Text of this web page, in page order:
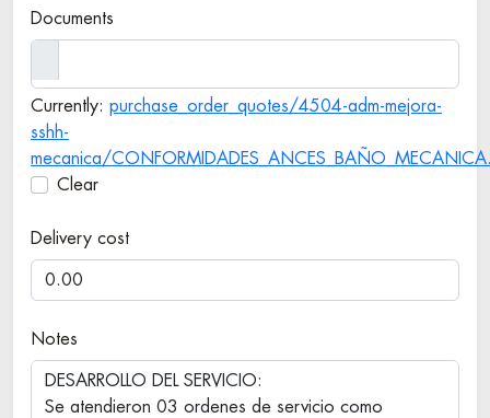
Documents
Currently: purchase_order_quotes/4504-adm-mejora-
sshh-
mecanica/
Clear
Delivery cost
Notes